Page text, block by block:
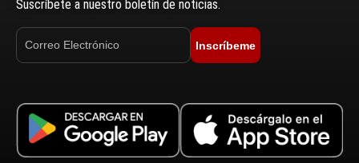
Suscríbete a nuestro boletín de noticias.
Inscríbeme